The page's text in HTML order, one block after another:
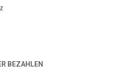
BEZAHLEN